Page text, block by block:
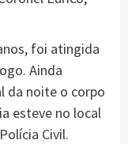
foi atingida
Ainda
da noite o corpo
esteve no local
Civil.